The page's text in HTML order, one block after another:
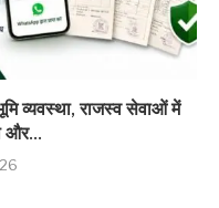
व्यवस्था, राजस्व सेवाओं में
और...